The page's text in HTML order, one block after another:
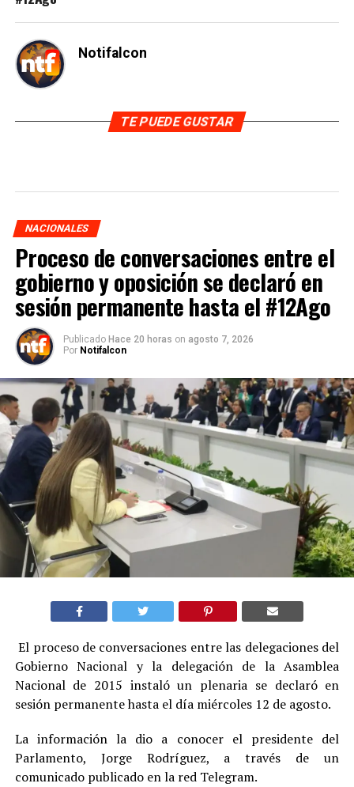
Notifalcon
TE PUEDE GUSTAR
NACIONALES
Proceso de conversaciones entre el
gobierno y oposición se declaró en
sesión permanente hasta el #12Ago
Publicado Hace 20 horas on agosto 7, 2026
Por Notifalcon
El proceso de conversaciones entre las delegaciones del
Gobierno Nacional y la delegación de la Asamblea
Nacional de 2015 instaló un plenaria se declaró en
sesión permanente hasta el día miércoles 12 de agosto.
La información la dio a conocer el presidente del
Parlamento, Jorge Rodríguez, a través de un
comunicado publicado en la red Telegram.